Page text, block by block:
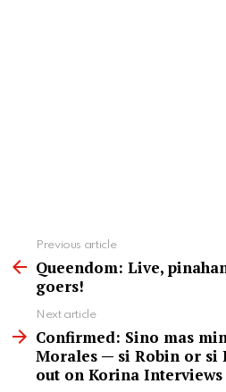
more
Previous article
Queendom: Live,
goers!
Next article
Confirmed: Sino mas
Morales — si Robin or si
out on Korina Interviews